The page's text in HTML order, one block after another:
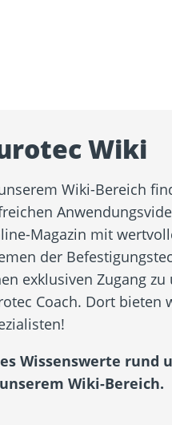
Wiki
Wiki-Bereich
Magazin mit
der
exklusiven Zugang
Coach. Dort bieten
Wissenswerte rund
Wiki-Bereich.